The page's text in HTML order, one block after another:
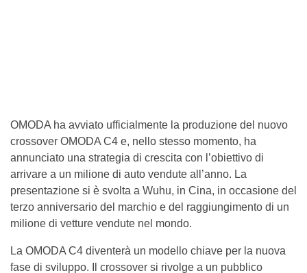
OMODA ha avviato ufficialmente la produzione del nuovo
crossover OMODA C4 e, nello stesso momento, ha
annunciato una strategia di crescita con l’obiettivo di
arrivare a un milione di auto vendute all’anno. La
presentazione si è svolta a Wuhu, in Cina, in occasione del
terzo anniversario del marchio e del raggiungimento di un
milione di vetture vendute nel mondo.
La OMODA C4 diventerà un modello chiave per la nuova
fase di sviluppo. Il crossover si rivolge a un pubblico